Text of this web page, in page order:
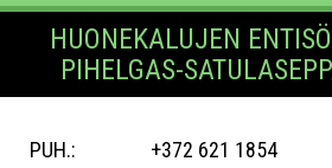
HUONEKALUJEN
PIHELGAS-
PUH.:
+372 621 1854